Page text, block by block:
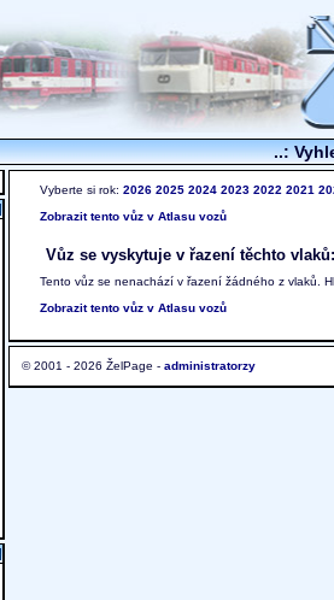
..:
Vyberte si rok: 2026 2025 2024 2023 2022 2021
Zobrazit tento vůz v Atlasu vozů
Vůz se vyskytuje v řazení těchto vlaků:
Tento vůz se nenachází v řazení žádného z vlaků.
Zobrazit tento vůz v Atlasu vozů
© 2001 - 2026 ŽelPage - administratorzy